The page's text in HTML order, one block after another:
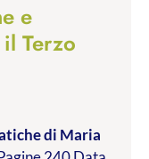
e
Terzo
di Maria